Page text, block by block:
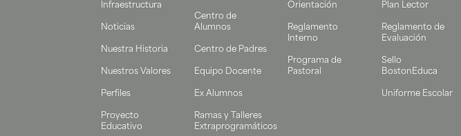
Infraestructura
Noticias
Nuestra Historia
Nuestros Valores
Perfiles
Proyecto
Educativo
Centro de
Alumnos
Centro de Padres
Equipo Docente
Ex Alumnos
Ramas y Talleres
Extraprogramáticos
Orientación
Reglamento
Interno
Programa de
Pastoral
Plan Lector
Reglamento de
Evaluación
Sello
BostonEduca
Uniforme Escolar